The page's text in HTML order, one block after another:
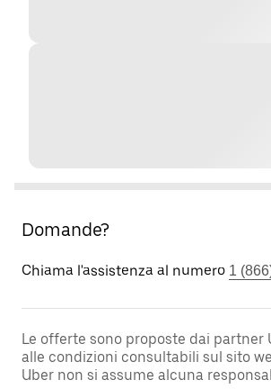
Domande?
Chiama l'assistenza al numero 1
Le offerte sono proposte dai partner
alle condizioni consultabili sul sito
Uber non si assume alcuna